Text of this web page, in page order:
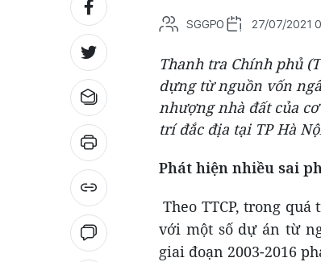
SGGPO 27/07/2021
Thanh tra Chính phủ
dựng từ nguồn vốn
nhượng nhà đất của
trí đắc địa tại TP Hà
Phát hiện nhiều sai
Theo TTCP, trong
với một số dự án từ
giai đoạn 2003-2016